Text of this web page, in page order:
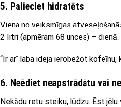
5. Palieciet hidratēts
Viena no veiksmīgas
2 litri (apmēram 68 unces) – dienā.
“Ir arī laba ideja ierobežot kofeīnu,
6. Neēdiet neapstrādātu vai
Nekādu retu steiku, lūdzu. Ēst